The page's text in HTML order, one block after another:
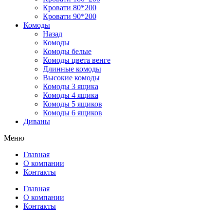
Кровати 80*200
Кровати 90*200
Комоды
Назад
Комоды
Комоды белые
Комоды цвета венге
Длинные комоды
Высокие комоды
Комоды 3 ящика
Комоды 4 ящика
Комоды 5 ящиков
Комоды 6 ящиков
Диваны
Меню
Главная
О компании
Контакты
Главная
О компании
Контакты